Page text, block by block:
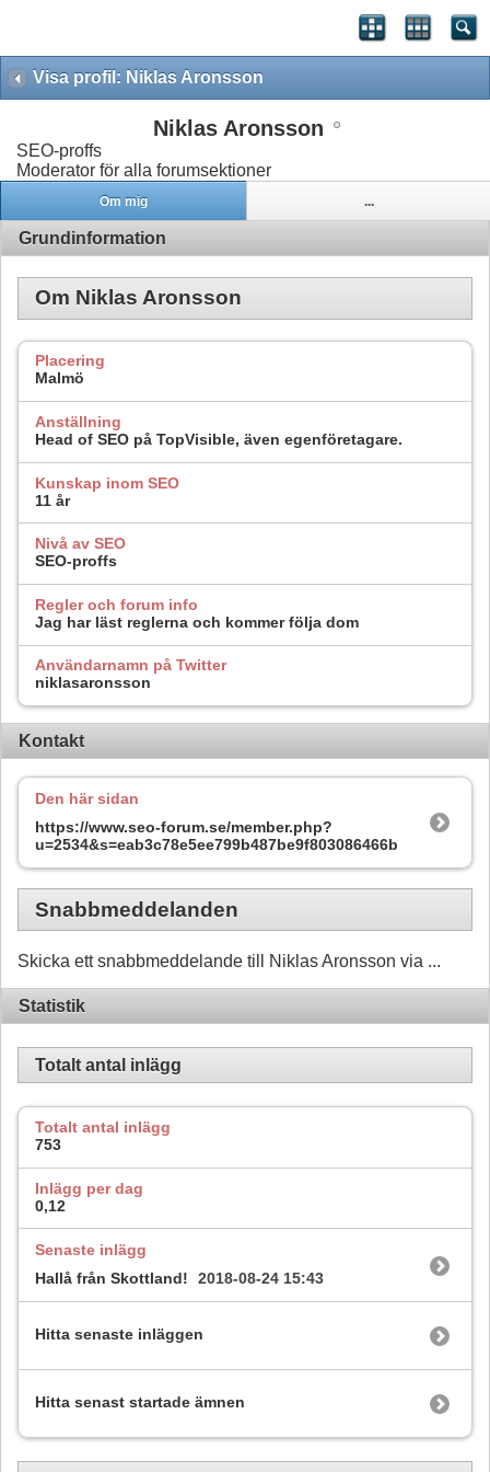
Visa profil: Niklas Aronsson
Niklas Aronsson
SEO-proffs
Moderator för alla forumsektioner
Om mig ...
Grundinformation
Om Niklas Aronsson
Placering
Malmö
Anställning
Head of SEO på TopVisible, även egenföretagare.
Kunskap inom SEO
11 år
Nivå av SEO
SEO-proffs
Regler och forum info
Jag har läst reglerna och kommer följa dom
Användarnamn på Twitter
niklasaronsson
Kontakt
Den här sidan
https://www.seo-forum.se/member.php?
u=2534&s=eab3c78e5ee799b487be9f803086466b
Snabbmeddelanden
Skicka ett snabbmeddelande till Niklas Aronsson via ...
Statistik
Totalt antal inlägg
Totalt antal inlägg
753
Inlägg per dag
0,12
Senaste inlägg
Hallå från Skottland!
2018-08-24 15:43
Hitta senaste inläggen
Hitta senast startade ämnen